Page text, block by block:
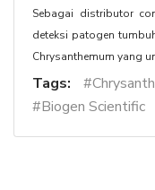
Sebagai distributor
deteksi patogen
Chrysanthemum yang
Tags:
#Biogen Scientific